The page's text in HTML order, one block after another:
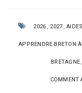
2026 2027 ,
APPRENDRE BRETON
BRETAGNE
COMMENT